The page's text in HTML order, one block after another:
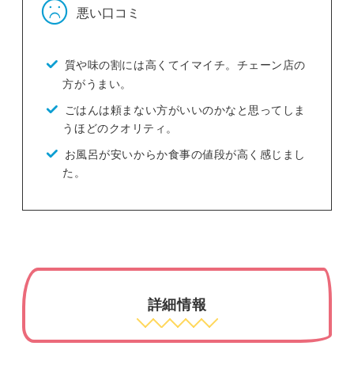
悪い口コミ
質や味の割には高くてイマイチ。チェーン店の
方がうまい。
ごはんは頼まない方がいいのかなと思ってしま
うほどのクオリティ。
お風呂が安いからか食事の値段が高く感じまし
た。
詳細情報